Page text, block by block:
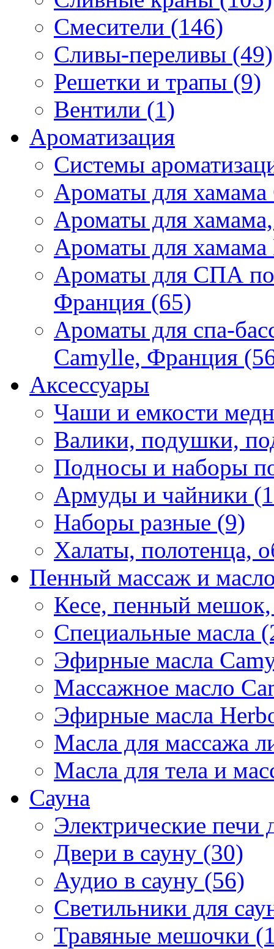
Смесители (146)
Сливы-переливы (49)
Решетки и трапы (9)
Вентили (1)
Ароматизация
Системы
Ароматы для
Ароматы для
Ароматы для
Ароматы для СПА
Франция (65)
Ароматы для спа-
Camylle, Франция
Аксессуары
Чаши и емкости
Валики, подушки,
Подносы и наборы
Армуды и чайники
Наборы разные (9)
Халаты, полотенца,
Пенный массаж и
Кесе, пенный
Специальные масла
Эфирные масла
Массажное масло
Эфирные масла
Масла для массажа
Масла для тела и
Сауна
Электрические печи
Двери в сауну (30)
Аудио в сауну (56)
Светильники для
Травяные мешочки